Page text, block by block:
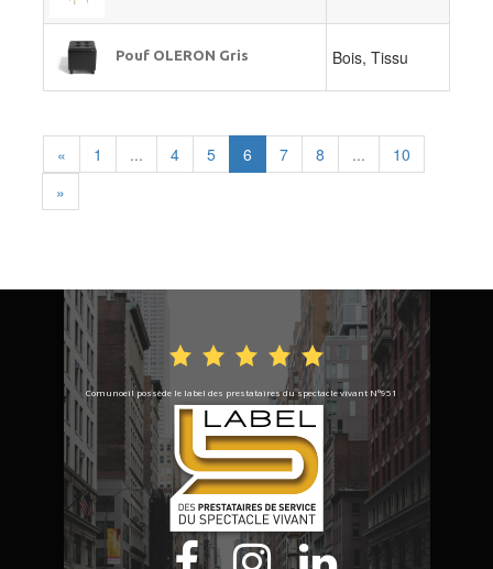
Pouf OLERON Gris Bois, Tissu
« 1 ... 4 5 6 7 8 ...
10
»
Comunoeil possède le label des prestataires du spectacle vivant N°951